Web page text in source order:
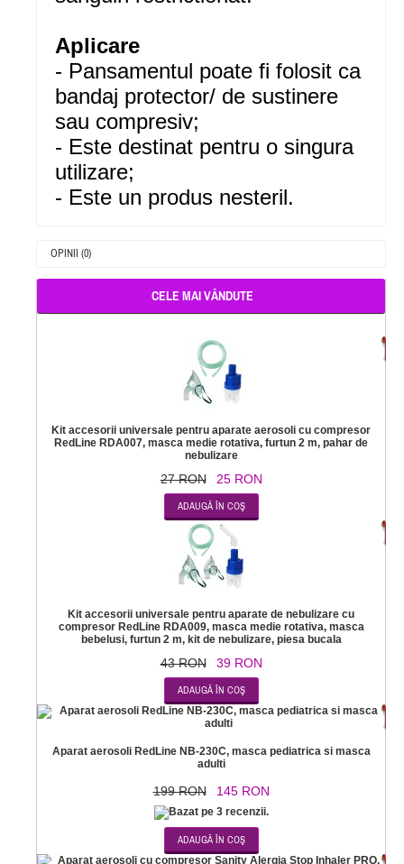
Aplicare
- Pansamentul poate fi folosit ca
bandaj protector/ de sustinere
sau compresiv;
- Este destinat pentru o singura
utilizare;
- Este un produs nesteril.
OPINII (0)
CELE MAI VÂNDUTE
Kit accesorii universale pentru aparate aerosoli cu compresor
RedLine RDA007, masca medie rotativa, furtun 2 m, pahar de
nebulizare
27 RON 25 RON
Kit accesorii universale pentru aparate de nebulizare cu
compresor RedLine RDA009, masca medie rotativa, masca
bebelusi, furtun 2 m, kit de nebulizare, piesa bucala
43 RON 39 RON
Aparat aerosoli RedLine NB-230C, masca pediatrica si masca
adulti
199 RON 145 RON